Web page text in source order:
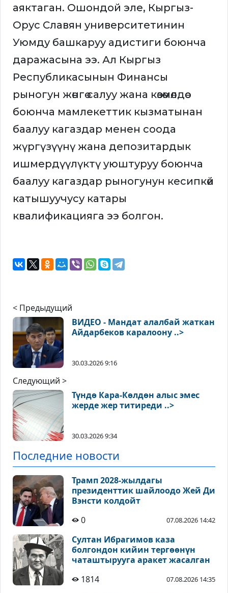
аяктаган. Ошондой эле, Кыргыз-
Орус Славян университетинин
Уюмду башкаруу адистиги боюнча
даражасына ээ. Ал Кыргыз
Республикасынын Финансы
рыногун жөнгө салуу жана көзөмөлдөө
боюнча мамлекеттик кызматынан
баалуу кагаздар менен соода
жүргүзүүнү жана депозитардык
ишмердүүлүктү уюштуруу боюнча
баалуу кагаздар рыногунун кесипкөй
катышуучусу катары
квалификацияга ээ болгон.
< Предыдущий
ВИДЕО - Мандат алалбай жаткан
Айдарбеков каралоону ..>
30.03.2026 9:16
Следующий >
Түндө Кара-Көлдөн алыс эмес
жерде жер титиреди ..>
30.03.2026 9:34
Последние новости
Трамп 2028-жылдагы
президенттик шайлоодо Жей Ди
Вэнсти колдойт
0
07.08.2026 14:42
Султан Ибрагимов каза
болгондон кийин тергөөнүн
чаташтырууга аракет жасалган
1814
07.08.2026 14:35